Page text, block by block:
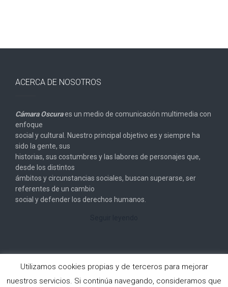
ACERCA DE NOSOTROS
Cámara Oscuraes un medio de comunicación multimedia con
enfoque
social y cultural. Nuestro principal objetivo es y siempre ha
sido la gente, sus
historias, sus costumbres y las labores de personajes que,
desde los distintos
ámbitos y circunstancias sociales, buscan superarse, ser
referentes de un cambio
social y defender los derechos humanos.
Copyright © 2026Cámara Oscura. All rights reserved.
Utilizamos cookies propias y de terceros para mejorar
nuestros servicios. Si continúa navegando, consideramos que